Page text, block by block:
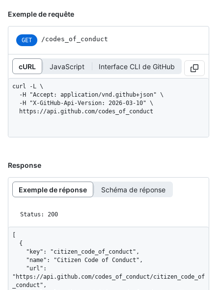
Exemple de requête
GET /codes_of_conduct
cURL JavaScript Interface CLI de GitHub
curl -L \
  https://api.github.com/codes_of_conduct
Response
Exemple de réponse Schéma de réponse
Status: 200
"https://api.github.com/codes_of_conduct/citizen_code_of
_conduct",